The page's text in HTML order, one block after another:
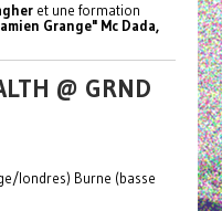
et une formation
Grange" Mc Dada,
@ GRND
londres) Burne (basse